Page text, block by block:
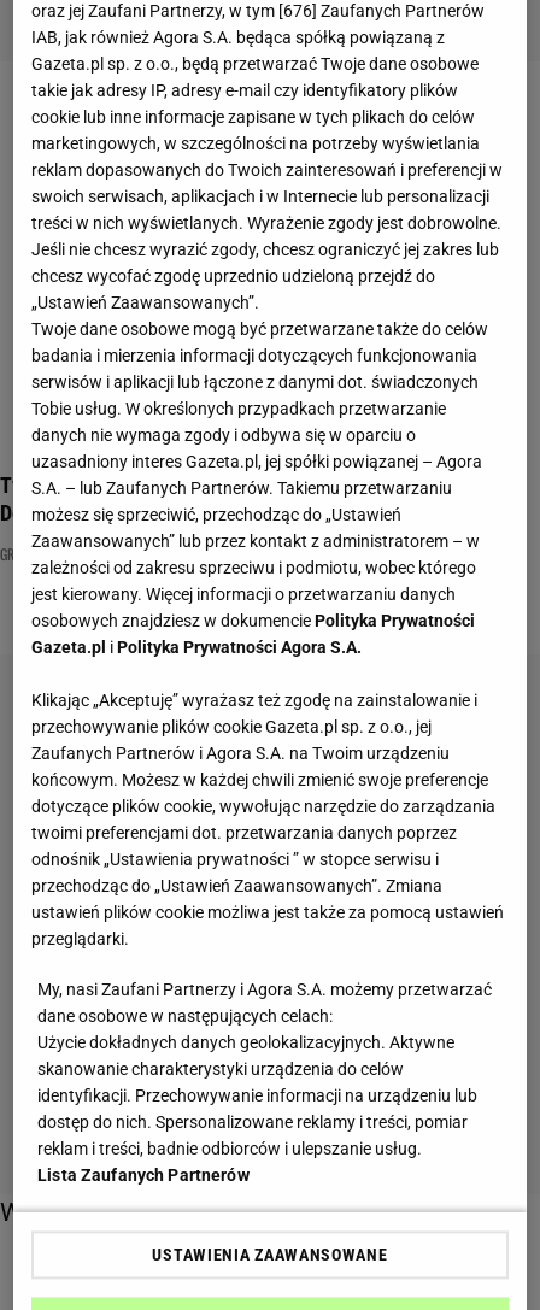
grypa
Twoja babcia miałaby w tym quizie komplet punktów.
Dorównasz jej?
GRYPA NAJNOWSZE QUIZY DZISIAJ DODANE PROBLEMY ZDROWOTNE
Więcej o:
grypa
oraz jej Zaufani Partnerzy, w tym [676] Zaufanych Partnerów
IAB, jak również Agora S.A. będąca spółką powiązaną z
Gazeta.pl sp. z o.o., będą przetwarzać Twoje dane osobowe
takie jak adresy IP, adresy e-mail czy identyfikatory plików
cookie lub inne informacje zapisane w tych plikach do celów
marketingowych, w szczególności na potrzeby wyświetlania
reklam dopasowanych do Twoich zainteresowań i preferencji w
swoich serwisach, aplikacjach i w Internecie lub personalizacji
treści w nich wyświetlanych. Wyrażenie zgody jest dobrowolne.
Jeśli nie chcesz wyrazić zgody, chcesz ograniczyć jej zakres lub
chcesz wycofać zgodę uprzednio udzieloną przejdź do
„Ustawień Zaawansowanych”.
Twoje dane osobowe mogą być przetwarzane także do celów
badania i mierzenia informacji dotyczących funkcjonowania
serwisów i aplikacji lub łączone z danymi dot. świadczonych
Tobie usług. W określonych przypadkach przetwarzanie
danych nie wymaga zgody i odbywa się w oparciu o
uzasadniony interes Gazeta.pl, jej spółki powiązanej – Agora
S.A. – lub Zaufanych Partnerów. Takiemu przetwarzaniu
możesz się sprzeciwić, przechodząc do „Ustawień
Zaawansowanych” lub przez kontakt z administratorem – w
zależności od zakresu sprzeciwu i podmiotu, wobec którego
jest kierowany. Więcej informacji o przetwarzaniu danych
osobowych znajdziesz w dokumenciePolityka Prywatności
Gazeta.pl iPolityka Prywatności Agora S.A.
Klikając „Akceptuję” wyrażasz też zgodę na zainstalowanie i
przechowywanie plików cookie Gazeta.pl sp. z o.o., jej
Zaufanych Partnerów i Agora S.A. na Twoim urządzeniu
końcowym. Możesz w każdej chwili zmienić swoje preferencje
dotyczące plików cookie, wywołując narzędzie do zarządzania
twoimi preferencjami dot. przetwarzania danych poprzez
odnośnik „Ustawienia prywatności ” w stopce serwisu i
przechodząc do „Ustawień Zaawansowanych”. Zmiana
ustawień plików cookie możliwa jest także za pomocą ustawień
przeglądarki.
My, nasi Zaufani Partnerzy i Agora S.A. możemy przetwarzać
dane osobowe w następujących celach:
Użycie dokładnych danych geolokalizacyjnych. Aktywne
skanowanie charakterystyki urządzenia do celów
identyfikacji. Przechowywanie informacji na urządzeniu lub
dostęp do nich. Spersonalizowane reklamy i treści, pomiar
reklam i treści, badnie odbiorców i ulepszanie usług.
Lista Zaufanych Partnerów
USTAWIENIA ZAAWANSOWANE